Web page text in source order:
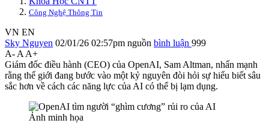
Công Nghệ Thông Tin
VN EN
Sky Nguyen 02/01/26 02:57pm nguồn bình luận 999
A- A A+
Giám đốc điều hành (CEO) của OpenAI, Sam Altman, nhấn mạnh
rằng thế giới đang bước vào một kỷ nguyên đòi hỏi sự hiểu biết sâu
sắc hơn về cách các năng lực của AI có thể bị lạ‌m dụn‌g.
Ảnh minh họa